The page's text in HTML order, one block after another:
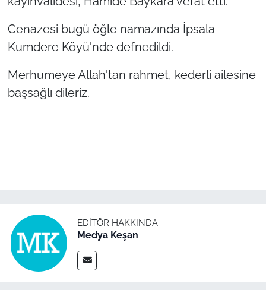
Cenazesi bugü öğle namazında İpsala
Kumdere Köyü'nde defnedildi.
Merhumeye Allah'tan rahmet, kederli ailesine
başsağlı dileriz.
EDITÖR HAKKINDA
Medya Keşan
TÜRKİYE
Güvenlik
Magazin
İş Dünyası